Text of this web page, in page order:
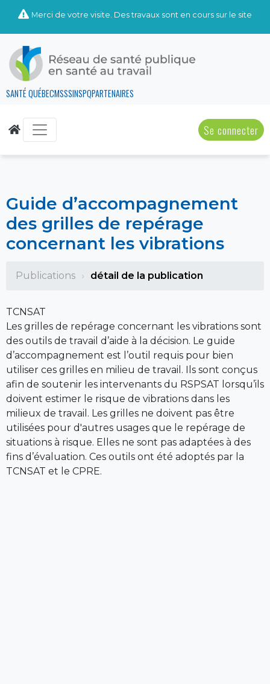
Merci de votre visite. Des travaux sont en cours sur le site
SANTÉ QUÉBECMSSSINSPQPARTENAIRES
Se connecter
Guide d’accompagnement
des grilles de repérage
concernant les vibrations
Publications détail de la publication
TCNSAT
Les grilles de repérage concernant les vibrations sont
des outils de travail d’aide à la décision. Le guide
d’accompagnement est l’outil requis pour bien
utiliser ces grilles en milieu de travail. Ils sont conçus
afin de soutenir les intervenants du RSPSAT lorsqu’ils
doivent estimer le risque de vibrations dans les
milieux de travail. Les grilles ne doivent pas être
utilisées pour d'autres usages que le repérage de
situations à risque. Elles ne sont pas adaptées à des
fins d’évaluation. Ces outils ont été adoptés par la
TCNSAT et le CPRE.